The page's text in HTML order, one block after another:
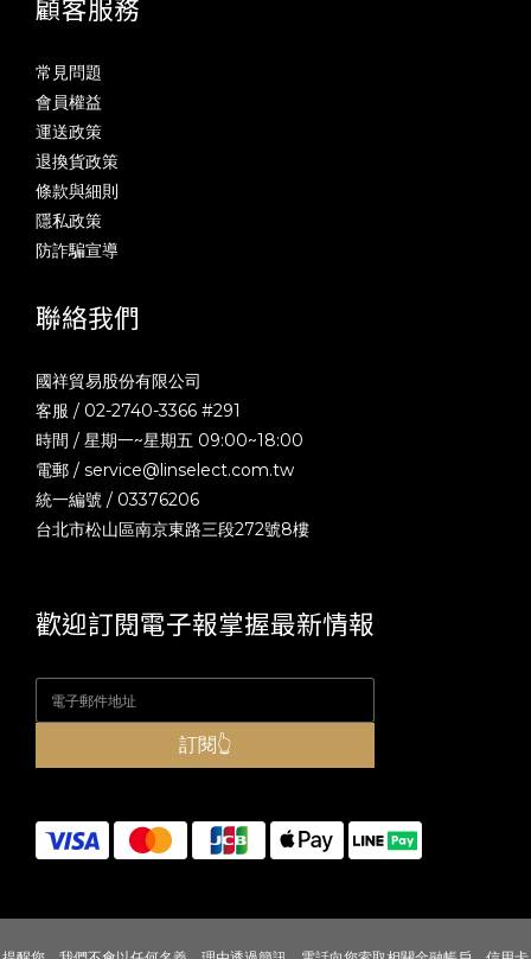
顧客服務
常見問題
會員權益
運送政策
退換貨政策
條款與細則
隱私政策
防詐騙宣導
聯絡我們
國祥貿易股份有限公司
客服 / 02-2740-3366 #291
時間 / 星期一~星期五 09:00~18:00
電郵 / service@linselect.com.tw
統一編號 / 03376206
台北市松山區南京東路三段272號8樓
歡迎訂閱電子報掌握最新情報
訂閱👆